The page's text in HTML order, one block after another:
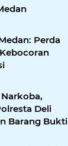
Perda
Deli
Barang Bukti